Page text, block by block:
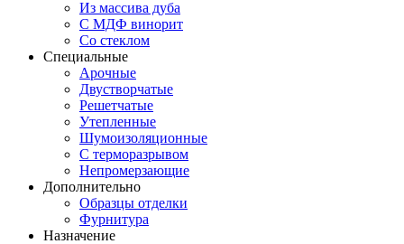
Из массива дуба
С МДФ винорит
Со стеклом
Специальные
Арочные
Двустворчатые
Решетчатые
Утепленные
Шумоизоляционные
С терморазрывом
Непромерзающие
Дополнительно
Образцы отделки
Фурнитура
Назначение